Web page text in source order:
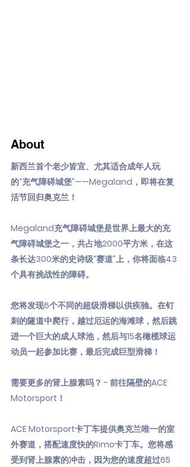
About
新西兰首个老少皆宜、尤其适合成年人玩
的“充气障碍城堡”——Megaland，即将在复
活节回归奥克兰！
Megaland充气障碍城堡是世界上最大的充
气障碍城堡之一，共占地2000平方米，在这
条长达300米的史诗级“赛道”上，你将面临43
个具有挑战性的障碍。
您将发现6个不同的超级滑梯以供疾驰。在钉
刺的隧道中爬行，越过厄运的海滩球，然后跳
进一个巨大的成人球池，然后与15名橄榄球运
动员一起参加比赛，最后完成巨型滑梯！
需要更多的肾上腺素吗？ - 前往隔壁的ACE
Motorsport！
ACE Motorsport卡丁车提供奥克兰唯一的室
外赛道，搭配速度快的Rimo卡丁车。您将感
受到肾上腺素的冲击，因为您的速度超过65